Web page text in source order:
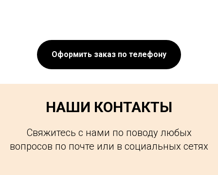
Оформить заказ по телефону
НАШИ КОНТАКТЫ
Свяжитесь с нами по поводу любых
вопросов по почте или в социальных сетях